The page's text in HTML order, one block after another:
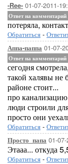
-Ree- 01-07-2011-
Ответ на
потеряла,
Обратиться -
Аппа-паппа 01-07-
Ответ на
сегодня
такой халявы не
районе стоит...
про
люди строили
просто они
Обратиться -
Просто_папа 01-
Этааа... откуда
Обратиться -